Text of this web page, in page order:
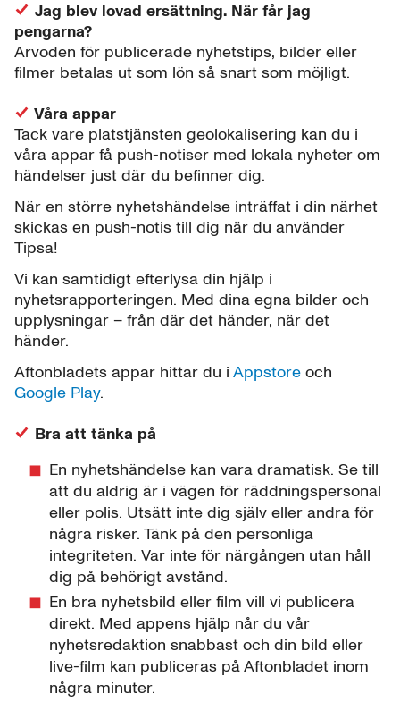
Jag blev lovad ersättning. När får jag
pengarna?
Arvoden för publicerade nyhetstips, bilder eller
filmer betalas ut som lön så snart som möjligt.
Våra appar
Tack vare platstjänsten geolokalisering kan du i
våra appar få push-notiser med lokala nyheter om
händelser just där du befinner dig.
När en större nyhetshändelse inträffat i din närhet
skickas en push-notis till dig när du använder
Tipsa!
Vi kan samtidigt efterlysa din hjälp i
nyhetsrapporteringen. Med dina egna bilder och
upplysningar – från där det händer, när det
händer.
Aftonbladets appar hittar du i Appstore och
Google Play.
Bra att tänka på
En nyhetshändelse kan vara dramatisk. Se till
att du aldrig är i vägen för räddningspersonal
eller polis. Utsätt inte dig själv eller andra för
några risker. Tänk på den personliga
integriteten. Var inte för närgången utan håll
dig på behörigt avstånd.
En bra nyhetsbild eller film vill vi publicera
direkt. Med appens hjälp når du vår
nyhetsredaktion snabbast och din bild eller
live-film kan publiceras på Aftonbladet inom
några minuter.